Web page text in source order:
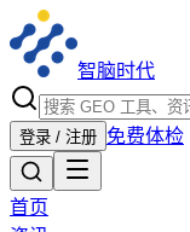
智脑时代
登录 / 注册 免费体检
首页